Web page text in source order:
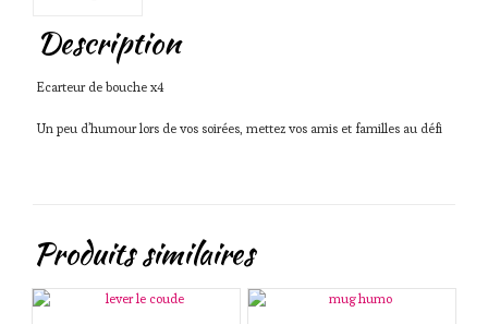
Description
Ecarteur de bouche x4
Un peu d’humour lors de vos soirées, mettez vos amis et familles au défi
Produits similaires